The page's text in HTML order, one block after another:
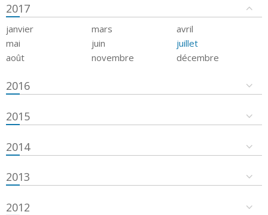
2017
janvier mars
avril
mai
juin
juillet
août
novembre décembre
2016
2015
2014
2013
2012